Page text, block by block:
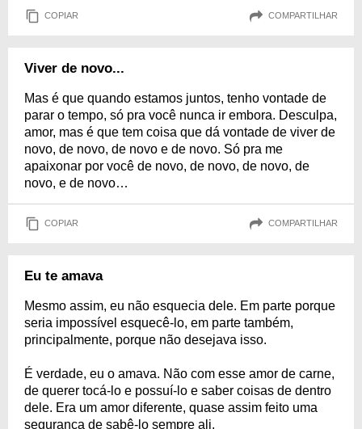
COPIAR COMPARTILHAR
Viver de novo...
Mas é que quando estamos juntos, tenho vontade de
parar o tempo, só pra você nunca ir embora. Desculpa,
amor, mas é que tem coisa que dá vontade de viver de
novo, de novo, de novo e de novo. Só pra me
apaixonar por você de novo, de novo, de novo, de
novo, e de novo…
COPIAR COMPARTILHAR
Eu te amava
Mesmo assim, eu não esquecia dele. Em parte porque
seria impossível esquecê-lo, em parte também,
principalmente, porque não desejava isso.
É verdade, eu o amava. Não com esse amor de carne,
de querer tocá-lo e possuí-lo e saber coisas de dentro
dele. Era um amor diferente, quase assim feito uma
segurança de sabê-lo sempre ali.